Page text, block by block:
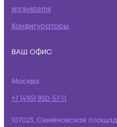
snr.systems
Конфигураторы
ВАШ ОФИС
Москва
+7 (495) 950-57-11
107023, Семёновская